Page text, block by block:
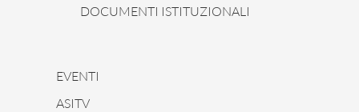
DOCUMENTI ISTITUZIONALI
EVENTI
ASITV